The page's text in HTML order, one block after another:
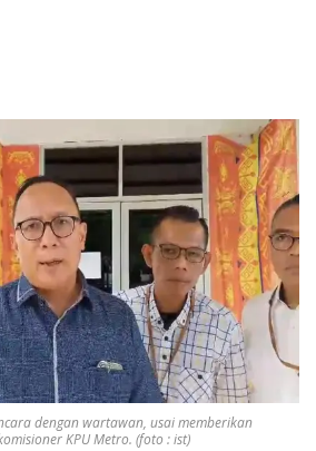
dengan wartawan, usai memberikan
KPU Metro. (foto : ist)